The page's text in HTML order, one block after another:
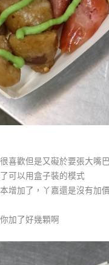
喜歡但是又礙於要張大嘴
可以用盒子裝的模式
增加了，丫嘉還是沒有加
加了好幾顆啊